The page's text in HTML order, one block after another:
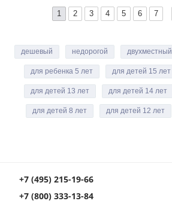
1 2 3 4 5 6 7
дешевый недорогой двухместный
для ребенка 5 лет для детей 15 лет
для детей 13 лет для детей 14 лет
для детей 8 лет для детей 12 лет
+7 (495) 215-19-66
+7 (800) 333-13-84